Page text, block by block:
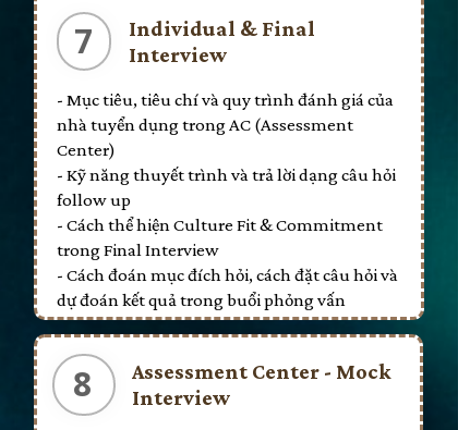
Individual & Final
Interview
- Mục tiêu, tiêu chí và quy trình đánh giá của
nhà tuyển dụng trong AC (Assessment
Center)
- Kỹ năng thuyết trình và trả lời dạng câu hỏi
follow up
- Cách thể hiện Culture Fit & Commitment
trong Final Interview
- Cách đoán mục đích hỏi, cách đặt câu hỏi và
dự đoán kết quả trong buổi phỏng vấn
7
Assessment Center - Mock
Interview
8